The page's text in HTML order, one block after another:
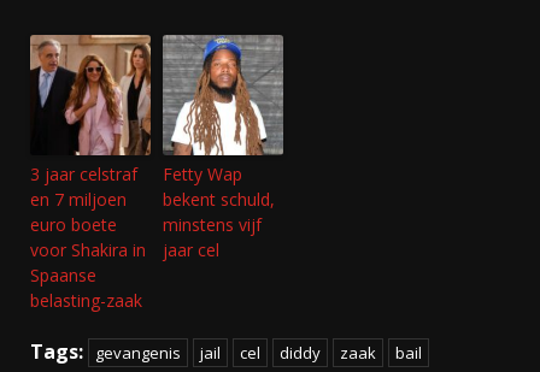
3 jaar celstraf
en 7 miljoen
euro boete
voor Shakira in
Spaanse
belasting-zaak
Fetty Wap
bekent schuld,
minstens vijf
jaar cel
Tags: gevangenis jail cel diddy zaak bail